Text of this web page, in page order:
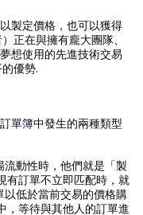
製定價格，也可以獲得
正在與擁有龐大團隊、
想使用的先進技術交易
優勢.
單簿中發生的兩種類型
動性時，他們就是「製
有訂單不立即匹配時，就
低於當前交易的價格購
，等待與其他人的訂單進